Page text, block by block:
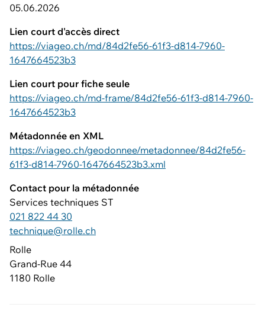
05.06.2026
Lien court d'accès direct
https://viageo.ch/md/84d2fe56-61f3-d814-7960-
1647664523b3
Lien court pour fiche seule
https://viageo.ch/md-frame/84d2fe56-61f3-d814-7960-
1647664523b3
Métadonnée en XML
https://viageo.ch/geodonnee/metadonnee/84d2fe56-
61f3-d814-7960-1647664523b3.xml
Contact pour la métadonnée
Services techniques ST
021 822 44 30
technique@rolle.ch
Rolle
Grand-Rue 44
1180 Rolle